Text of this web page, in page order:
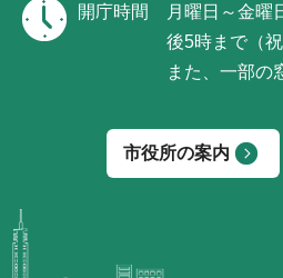
開庁時間
月曜日～金曜
後5時まで（
また、一部の
市役所の案内